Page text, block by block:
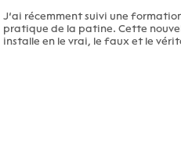
J’ai récemment suivi une
pratique de la patine. Cette
installe en le vrai, le faux et le